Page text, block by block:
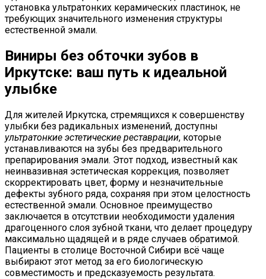
установка ультратонких керамических пластинок, не
требующих значительного изменения структуры
естественной эмали.
Виниры без обточки зубов в
Иркутске: ваш путь к идеальной
улыбке
Для жителей Иркутска, стремящихся к совершенству
улыбки без радикальных изменений, доступны
ультратонкие эстетические реставрации, которые
устанавливаются на зубы без предварительного
препарирования эмали. Этот подход, известный как
неинвазивная эстетическая коррекция, позволяет
скорректировать цвет, форму и незначительные
дефекты зубного ряда, сохраняя при этом целостность
естественной эмали. Основное преимущество
заключается в отсутствии необходимости удаления
драгоценного слоя зубной ткани, что делает процедуру
максимально щадящей и в ряде случаев обратимой.
Пациенты в столице Восточной Сибири всё чаще
выбирают этот метод за его биологическую
совместимость и предсказуемость результата.